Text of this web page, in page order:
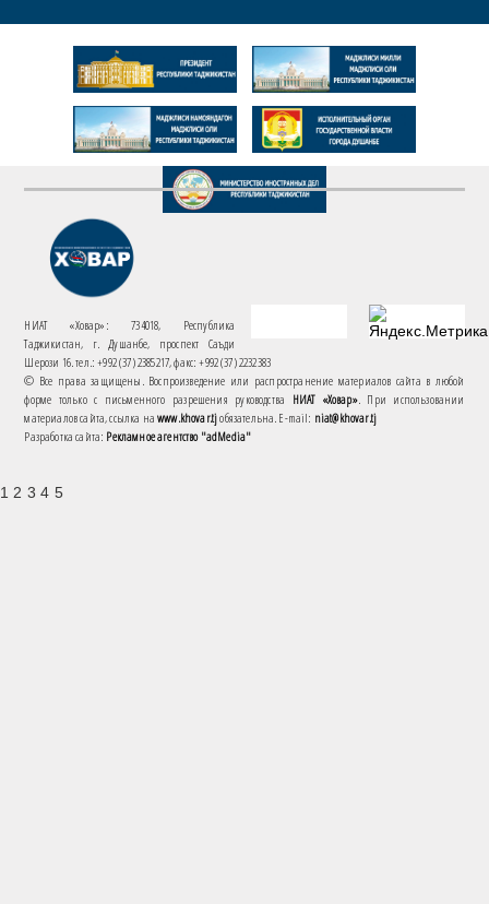
НИАТ «Ховар»: 734018, Республика
Таджикистан, г. Душанбе, проспект Саъди
Шерози 16. тел.: +992 (37) 2385217, факс: +992 (37) 2232383
© Все права защищены. Воспроизведение или распространение материалов сайта в любой
форме только с письменного разрешения руководства НИАТ «Ховар». При использовании
материалов сайта, ссылка наwww.khovar.tjобязательна. E-mail: niat@khovar.tj
Разработка сайта: Рекламное агентство "adMedia"
1 2 3 4 5